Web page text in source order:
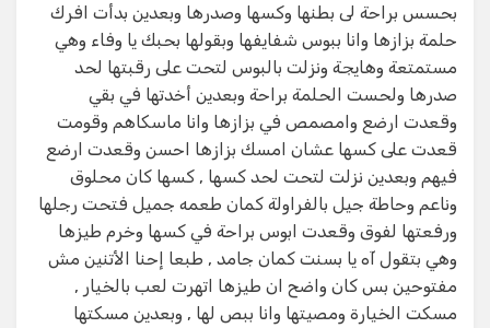
بحسس براحة لى بطنها وكسها وصدرها وبعدين بدأت افرك
حلمة بزازها وانا ببوس شفايفها وبقولها بحبك يا وفاء وهي
مستمتعة وهايجة ونزلت بالبوس لتحت على رقبتها لحد
صدرها ولحست الحلمة براحة وبعدين أخدتها في بقي
وقعدت ارضع وامصمص في بزازها وانا ماسكاهم وقومت
قعدت على كسها عشان امسك بزازها احسن وقعدت ارضع
فيهم وبعدين نزلت لتحت لحد كسها , كسها كان محلوق
وناعم وحاطة جيل بالفراولة كمان طعمه جميل فتحت رجلها
ورفعتها لفوق وقعدت ابوس براحة في كسها وخرم طيزها
وهي بتقول آه يا بسنت كمان جامد , طبعا إحنا الأتنين مش
مفتوحين بس كان واضح ان طيزها اتهرت لعب بالخيار ,
مسكت الخيارة ومصيتها وانا ببص لها , وبعدين مسكتها